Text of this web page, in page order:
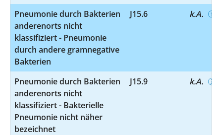
Pneumonie durch Bakterien
anderenorts nicht
klassifiziert - Pneumonie
durch andere gramnegative
Bakterien
J15.6 k.A.
Pneumonie durch Bakterien
anderenorts nicht
klassifiziert - Bakterielle
Pneumonie nicht näher
bezeichnet
J15.9 k.A.